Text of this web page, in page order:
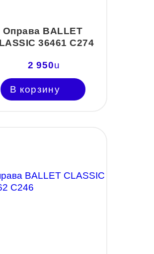
Оправа BALLET
36461 C274
2 950u
В корзину